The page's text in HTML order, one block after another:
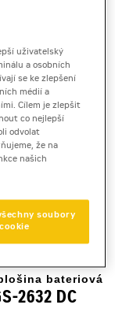
bateriová
2632 DC
uživatelský
a osobních
se ke zlepšení
médií a
Cílem je zlepšit
co nejlepší
odvolat
že na
našich
soubory
cookie